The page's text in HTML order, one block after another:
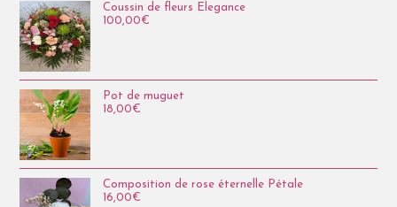
Coussin de fleurs Elegance
100,00€
Pot de muguet
18,00€
Composition de rose éternelle Pétale
16,00€